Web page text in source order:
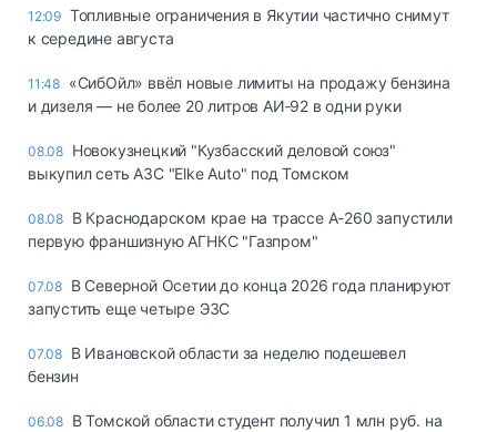
12:09 Топливные ограничения в Якутии частично снимут
к середине августа
11:48 «СибОйл» ввёл новые лимиты на продажу бензина
и дизеля — не более 20 литров АИ‑92 в одни руки
08.08 Новокузнецкий "Кузбасский деловой союз"
выкупил сеть АЗС "Elke Auto" под Томском
08.08 В Краснодарском крае на трассе А-260 запустили
первую франшизную АГНКС "Газпром"
07.08 В Северной Осетии до конца 2026 года планируют
запустить еще четыре ЭЗС
07.08 В Ивановской области за неделю подешевел
бензин
06.08 В Томской области студент получил 1 млн руб. на